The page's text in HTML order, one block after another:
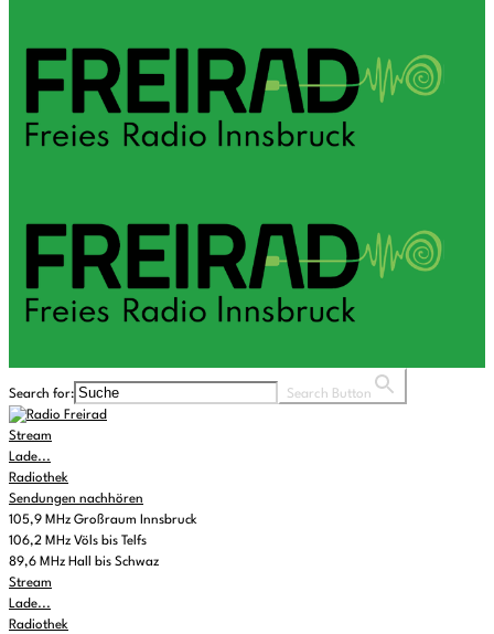
Search for: Search Button
Stream
Lade...
Radiothek
Sendungen nachhören
105,9 MHz Großraum Innsbruck
106,2 MHz Völs bis Telfs
89,6 MHz Hall bis Schwaz
Stream
Lade...
Radiothek